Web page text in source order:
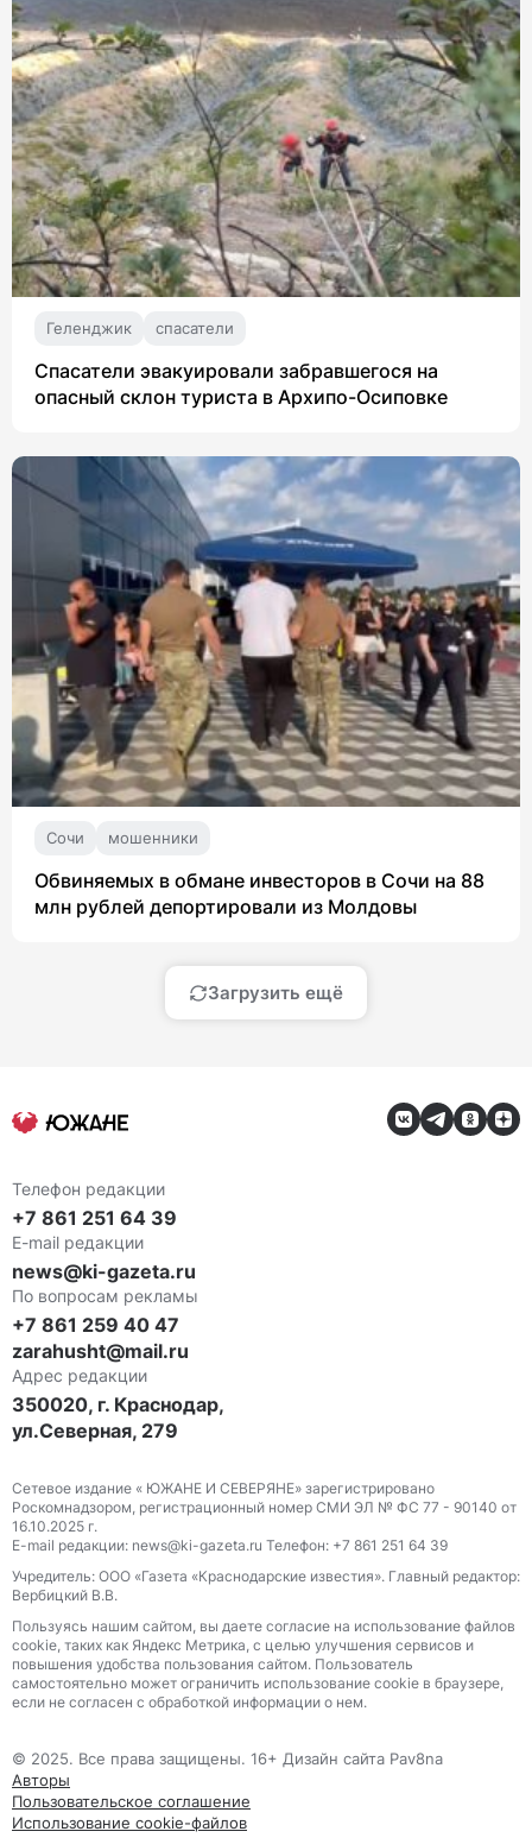
Геленджик спасатели
Спасатели эвакуировали забравшегося на
опасный склон туриста в Архипо-Осиповке
Сочи мошенники
Обвиняемых в обмане инвесторов в Сочи на 88
млн рублей депортировали из Молдовы
Загрузить ещё
Телефон редакции
+7 861 251 64 39
E-mail редакции
news@ki-gazeta.ru
По вопросам рекламы
+7 861 259 40 47
zarahusht@mail.ru
Адрес редакции
350020, г. Краснодар,
ул.Северная, 279
Сетевое издание « ЮЖАНЕ И СЕВЕРЯНЕ» зарегистрировано
Роскомнадзором, регистрационный номер СМИ ЭЛ № ФС 77 - 90140 от
16.10.2025 г.
E-mail редакции: news@ki-gazeta.ru Телефон: +7 861 251 64 39
Учредитель: ООО «Газета «Краснодарские известия». Главный редактор:
Вербицкий В.В.
Пользуясь нашим сайтом, вы даете согласие на использование файлов
сооkіе, таких как Яндекс Метрика, с целью улучшения сервисов и
повышения удобства пользования сайтом. Пользователь
самостоятельно может ограничить использование сооkіе в браузере,
если не согласен с обработкой информации о нем.
© 2025. Все права защищены. 16+ Дизайн сайта Pav8na
Авторы
Пользовательское соглашение
Использование cookie-файлов